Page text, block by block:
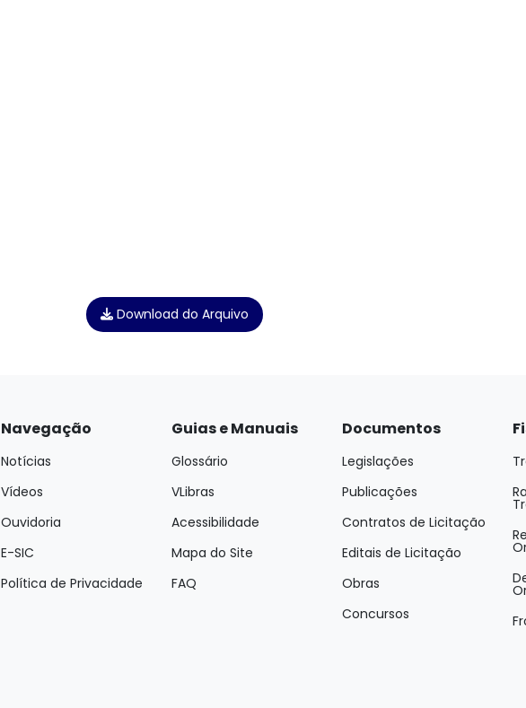
Download do Arquivo
Navegação
Notícias
Vídeos
Ouvidoria
E-SIC
Política de Privacidade
Guias e Manuais
Glossário
VLibras
Acessibilidade
Mapa do Site
FAQ
Documentos
Legislações
Publicações
Contratos de Licitação
Editais de Licitação
Obras
Concursos